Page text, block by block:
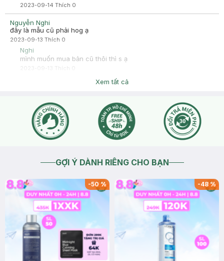
2023-09-14 Thích 0
Nguyễn Nghi
đây là mẫu cũ phải hog ạ
2023-09-13 Thích 0
Nghi
mình muốn mua bản cũ thôi thì s ạ
2023-09-13 Thích
Chào bạn, sản phẩm kem chống nắng hiện bên mình đang
ngẫu nhiên ạ <3
2023-09-13Thích
Xem tất cả
GỢI Ý DÀNH RIÊNG CHO BẠN
-50% -48%